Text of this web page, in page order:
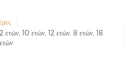
ετών, 10 ετών, 12 ετών, 8 ετών, 18